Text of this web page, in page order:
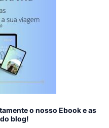
o nosso Ebook e as
blog!